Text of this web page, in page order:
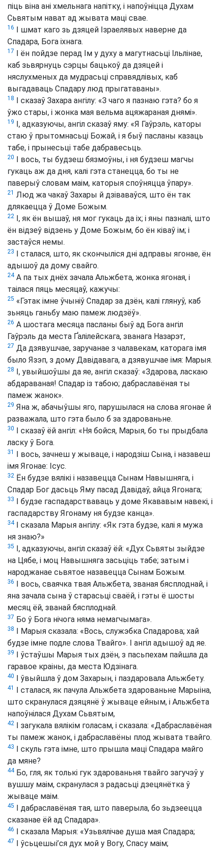
піць віна ані хмельнага напітку, і напоўніцца Духам
Сьвятым нават ад жывата маці свае.
16
І шмат каго зь дзяцей Ізраелявых наверне да
Спадара, Бога іхнага.
17
І ён пойдзе перад Ім у духу а магутнасьці Ільлінае,
каб зьвярнуць сэрцы бацькоў да дзяцей і
няслухменых да мудрасьці справядлівых, каб
выгадаваць Спадару люд прыгатаваны».
18
І сказаў Захара ангілу: «З чаго я пазнаю гэта? бо я
ўжо стары, і жонка мая вельма ацяжараная днямі».
19
І, адказуючы, ангіл сказаў яму: «Я Гаўрэль, каторы
стаю ў прытомнасьці Божай, і я быў пасланы казаць
табе, і прынесьці табе дабравесьць.
20
І вось, ты будзеш бязмоўны, і ня будзеш магчы
гукаць аж да дня, калі гэта станецца, бо ты не
паверыў словам маім, каторыя споўняцца ўпару».
21 Люд жа чакаў Захары й дзіваваўся, што ён так
длякаецца ў Доме Божым.
22
І, як ён вышаў, ня мог гукаць да іх; і яны пазналі, што
ён відзеў відзень у Доме Божым, бо ён ківаў ім; і
застаўся немы.
23
І сталася, што, як скончыліся дні адправы ягонае, ён
адышоў да дому свайго.
24А па тых днёх зачала Альжбета, жонка ягоная, і
таілася пяць месяцаў, кажучы:
25 «Гэтак імне ўчыніў Спадар за дзён, калі глянуў, каб
зьняць ганьбу маю памеж людзёў».
26 А шостага месяца пасланы быў ад Бога ангіл
Гаўрэль да места Ґалілейскага, званага Назарэт,
27 Да дзявушчае, заручанае з чалавекам, каторага імя
было Язэп, з дому Давідавага, а дзявушчае імя: Марыя.
28
І, увыйшоўшы да яе, ангіл сказаў: «Здарова, ласкаю
абдараваная! Спадар із табою; дабраславёная ты
памеж жанок».
29 Яна ж, абачыўшы яго, парушылася на слова ягонае й
разважала, што гэта было б за здарованьне.
30
І сказаў ёй ангіл: «Ня бойся, Марыя, бо ты прыдбала
ласку ў Бога.
31
І вось, зачнеш у жываце, і народзіш Сына, і назавеш
імя Ягонае: Ісус.
32 Ён будзе вялікі і назавецца Сынам Навышняга, і
Спадар Бог дасьць Яму пасад Давідаў, айца Ягонага;
33
І будзе гаспадарстваваць у доме Якававым навекі, і
гаспадарству Ягонаму ня будзе канца».
34І сказала Марыя ангілу: «Як гэта будзе, калі я мужа
ня знаю?»
35
І, адказуючы, ангіл сказаў ёй: «Дух Сьвяты зыйдзе
на Цябе, і моц Навышняга засьціць табе; затым і
народжанае сьвятое назавецца Сынам Божым.
36
І вось, сваячка твая Альжбета, званая бясплоднай, і
яна зачала сына ў старасьці сваёй, і гэты ё шосты
месяц ёй, званай бясплоднай.
37 Бо ў Бога нічога няма немагчымага».
38
І Марыя сказала: «Вось, служэбка Спадарова; хай
будзе імне подле слова Твайго». І ангіл адышоў ад яе.
39
І ўстаўшы Марыя тых дзён, з пасьпехам пайшла да
гаравое краіны, да места Юдзінага.
40 І ўвыйшла ў дом Захарын, і паздаровала Альжбету.
41
І сталася, як пачула Альжбета здарованьне Марыіна,
што скранулася дзяцянё ў жываце ейным, і Альжбета
напоўнілася Духам Сьвятым,
42
І загукала вялікім голасам, і сказала: «Дабраславёная
ты памеж жанок, і дабраславёны плод жывата твайго.
43
І скуль гэта імне, што прышла маці Спадара майго
да мяне?
44Бо, гля, як толькі гук здарованьня твайго загучэў у
вушшу маім, скранулася з радасьці дзецянётка ў
жываце маім.
45
І дабраславёная тая, што паверыла, бо зьдзеецца
сказанае ёй ад Спадара».
46 І сказала Марыя: «Узьвялічае душа мая Спадара;
47 І ўсьцешыі’ся дух мой у Вогу, Спасу маім;